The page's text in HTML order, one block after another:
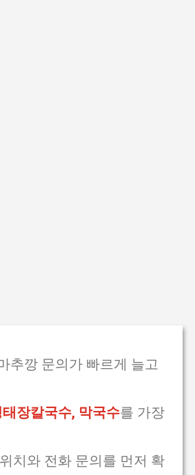
추깡 문의가 빠르게 늘고
장칼국수, 막국수를 가장
치와 전화 문의를 먼저 확